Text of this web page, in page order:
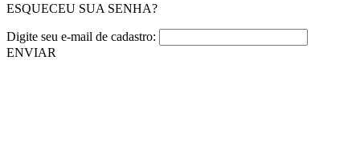
ESQUECEU SUA SENHA?
Digite seu e-mail de cadastro:
ENVIAR